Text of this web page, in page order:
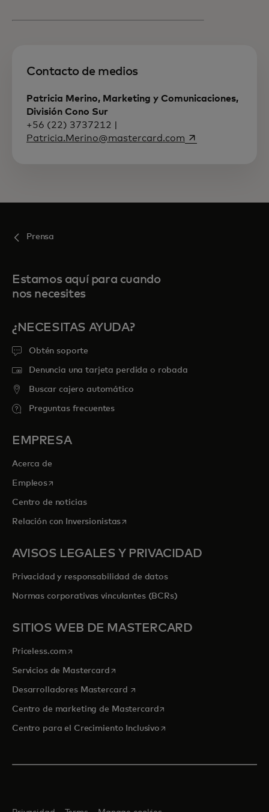
Contacto de medios
Patricia Merino, Marketing y Comunicaciones,
División Cono Sur
+56 (22) 3737212 |
Patricia.Merino@mastercard.com se abre en una
Prensa
Estamos aquí para cuando
nos necesites
¿NECESITAS AYUDA?
Obtén soporte
Denuncia una tarjeta perdida o robada
Buscar cajero automático
Preguntas frecuentes
EMPRESA
Acerca de
Empleosse abre en una pestaña nueva
Centro de noticias
Relación con Inversionistasse abre en una pestaña nueva
AVISOS LEGALES Y PRIVACIDAD
Privacidad y responsabilidad de datos
Normas corporativas vinculantes (BCRs)
SITIOS WEB DE MASTERCARD
Priceless.com se abre en una pestaña nueva
Servicios de Mastercardse abre en una pestaña nueva
Desarrolladores Mastercard se abre en una pestaña nueva
Centro de marketing de Mastercardse abre en una pestaña
Centro para el Crecimiento Inclusivose abre en una pestaña